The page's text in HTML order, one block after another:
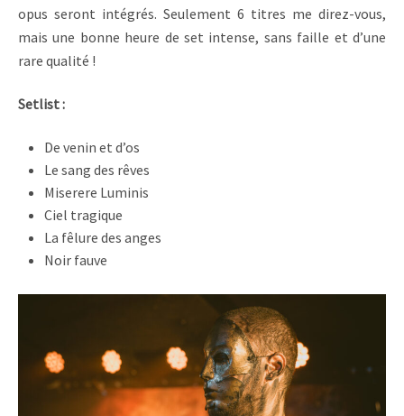
opus seront intégrés. Seulement 6 titres me direz-vous,
mais une bonne heure de set intense, sans faille et d’une
rare qualité !
Setlist :
De venin et d’os
Le sang des rêves
Miserere Luminis
Ciel tragique
La fêlure des anges
Noir fauve